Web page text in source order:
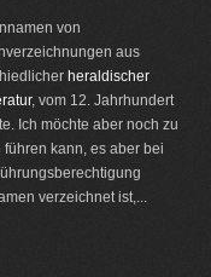
von
aus
heraldischer
, vom 12. Jahrhundert
Ich möchte aber noch zu
kann, es aber bei
verzeichnet ist,...